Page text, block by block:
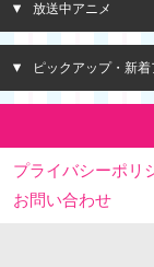
放送中アニメ
ピックアップ・新着
プライバシーポリ
お問い合わせ